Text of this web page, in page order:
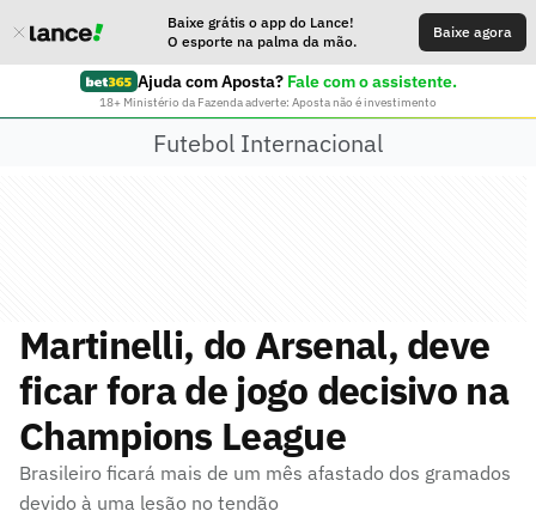
Baixe grátis o app do Lance!
O esporte na palma da mão.
Baixe agora
Ajuda com Aposta? Fale com o assistente.
18+ Ministério da Fazenda adverte: Aposta não é investimento
Futebol Internacional
Martinelli, do Arsenal, deve
ficar fora de jogo decisivo na
Champions League
Brasileiro ficará mais de um mês afastado dos gramados
devido à uma lesão no tendão